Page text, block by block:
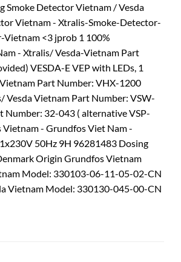
Smoke Detector Vietnam / Vesda
Vietnam - Xtralis-Smoke-Detector-
<3 jprob 1 100%
- Xtralis/ Vesda-Vietnam Part
VESDA-E VEP with LEDs, 1
Part Number: VHX-1200
Vesda Vietnam Part Number: VSW-
Number: 32-043 ( alternative VSP-
- Grundfos Viet Nam -
50Hz 9H 96281483 Dosing
Origin Grundfos Vietnam
Model: 330103-06-11-05-02-CN
Vietnam Model: 330130-045-00-CN